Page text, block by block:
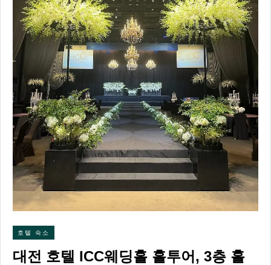
호텔 숙소
대전 호텔 ICC웨딩홀 홀투어, 3층 홀